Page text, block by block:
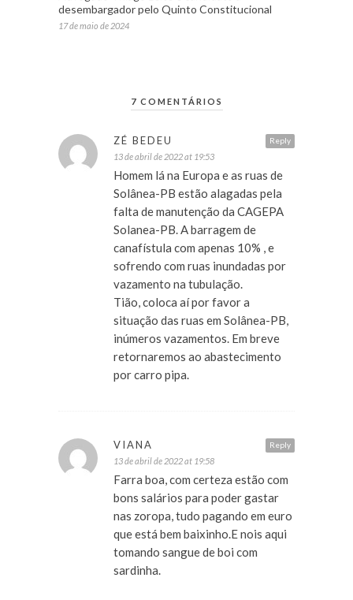
desembargador pelo Quinto Constitucional
17 de maio de 2024
7 COMENTÁRIOS
Reply
ZÉ BEDEU
13 de abril de 2022 at 19:53
Homem lá na Europa e as ruas de
Solânea-PB estão alagadas pela
falta de manutenção da CAGEPA
Solanea-PB. A barragem de
canafístula com apenas 10% , e
sofrendo com ruas inundadas por
vazamento na tubulação.
Tião, coloca aí por favor a
situação das ruas em Solânea-PB,
inúmeros vazamentos. Em breve
retornaremos ao abastecimento
por carro pipa.
Reply
VIANA
13 de abril de 2022 at 19:58
Farra boa, com certeza estão com
bons salários para poder gastar
nas zoropa, tudo pagando em euro
que está bem baixinho.E nois aqui
tomando sangue de boi com
sardinha.